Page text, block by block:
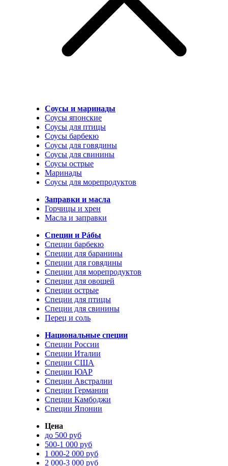
Соусы и маринады
Соусы японские
Соусы для птицы
Соусы барбекю
Соусы для говядины
Соусы для свинины
Соусы острые
Маринады
Соусы для морепродуктов
Заправки и масла
Горчицы и хрен
Масла и заправки
Специи и Рáбы
Специи барбекю
Специи для баранины
Специи для говядины
Специи для морепродуктов
Специи для овощей
Специи острые
Специи для птицы
Специи для свинины
Перец и соль
Национальные специи
Специи России
Специи Италии
Специи США
Специи ЮАР
Специи Австралии
Специи Германии
Специи Камбоджи
Специи Японии
Цена
до 500 руб
500-1 000 руб
1 000-2 000 руб
2 000-3 000 руб